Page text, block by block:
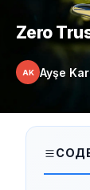
Zero
AK Ayşe